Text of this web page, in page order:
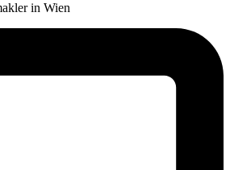
in Wien